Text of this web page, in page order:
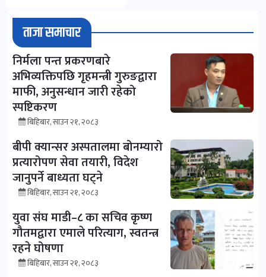
ताजा समाचार
निर्मला पन्त प्रकरणबारे
अभिव्यक्तिपछि गृहमन्त्री गुरुङद्वारा
माफी, अनुसन्धान जारी रहेको
स्पष्टिकरण
बिहिबार, साउन २१, २०८३
बीपी क्यान्सर अस्पतालमा बोनम्यारो
प्रत्यारोपण सेवा तयारी, विदेश
जानुपर्ने बाध्यता घट्ने
बिहिबार, साउन २१, २०८३
युवा संघ माडी–८ का सचिव कृष्ण
गौतमद्वारा एमाले परित्याग, स्वतन्त्र
रहने घोषणा
बिहिबार, साउन २१, २०८३